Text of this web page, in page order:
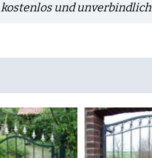
kostenlos und unverbindlich